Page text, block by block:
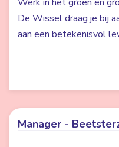
De Wissel draag je bij
aan een betekenisvol
Manager -